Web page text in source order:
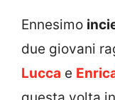
Ennesimo
due giovani
Lucca e